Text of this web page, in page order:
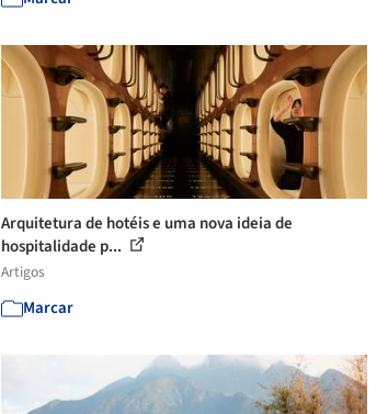
Arquitetura de hotéis e uma nova ideia de
hospitalidade p...
Artigos
Marcar